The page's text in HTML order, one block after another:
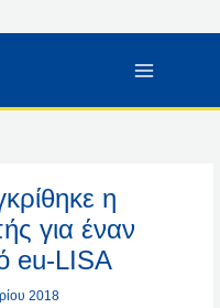
η
για έναν
eu-LISA
2018